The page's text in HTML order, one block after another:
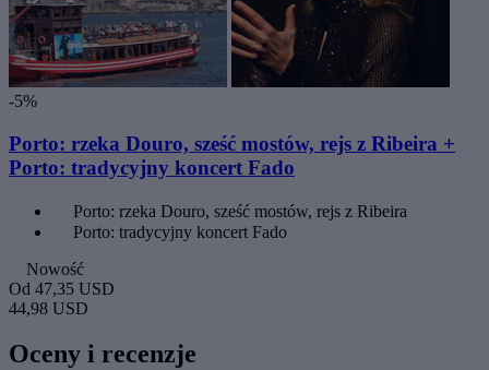
-5%
Porto: rzeka Douro, sześć mostów, rejs z Ribeira +
Porto: tradycyjny koncert Fado
Porto: rzeka Douro, sześć mostów, rejs z Ribeira
Porto: tradycyjny koncert Fado
Nowość
Od 47,35 USD
44,98 USD
Oceny i recenzje